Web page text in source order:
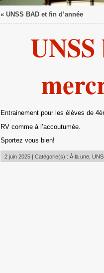
« UNSS BAD et fin d’année
Entrainement pour les élèves de
RV comme à l’accoutumée.
Sportez vous bien!
2 juin 2025 | Catégorie(s) : À la une,